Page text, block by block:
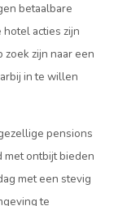
betaalbare
acties zijn
zijn naar een
in te willen
pensions
met ontbijt bieden
met een stevig
te